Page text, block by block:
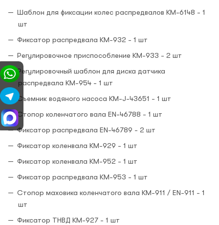
Шаблон для фиксации колес распредвалов KM-6148 - 1
шт
Фиксатор распредвала KM-932 - 1 шт
Регулировочное приспособление KM-933 - 2 шт
Регулировочный шаблон для диска датчика
распредвала KM-954 - 1 шт
Съемник водяного насоса KM-J-43651 - 1 шт
Стопор коленчатого вала EN-46788 - 1 шт
Фиксатор распредвала EN-46789 - 2 шт
Фиксатор коленвала KM-929 - 1 шт
Фиксатор коленвала KM-952 - 1 шт
Фиксатор распредвала KM-953 - 1 шт
Стопор маховика коленчатого вала KM-911 / EN-911 - 1
шт
Фиксатор ТНВД KM-927 - 1 шт